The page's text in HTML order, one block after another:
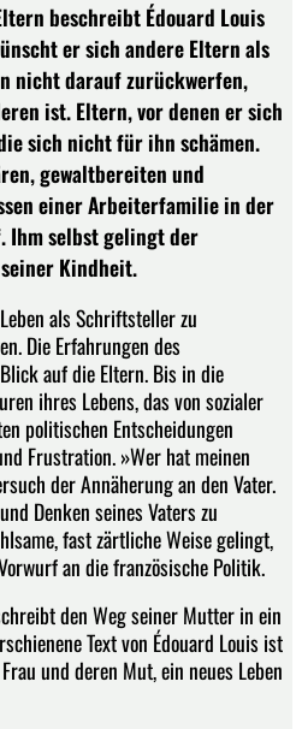
beschreibt Édouard Louis
er sich andere Eltern als
nicht darauf zurückwerfen,
ist. Eltern, vor denen er sich
sich nicht für ihn schämen.
gewaltbereiten und
einer Arbeiterfamilie in der
Ihm selbst gelingt der
Kindheit.
als Schriftsteller zu
Die Erfahrungen des
auf die Eltern. Bis in die
ihres Lebens, das von sozialer
politischen Entscheidungen
Frustration. »Wer hat meinen
der Annäherung an den Vater.
Denken seines Vaters zu
fast zärtliche Weise gelingt,
an die französische Politik.
den Weg seiner Mutter in ein
Text von Édouard Louis ist
und deren Mut, ein neues Leben